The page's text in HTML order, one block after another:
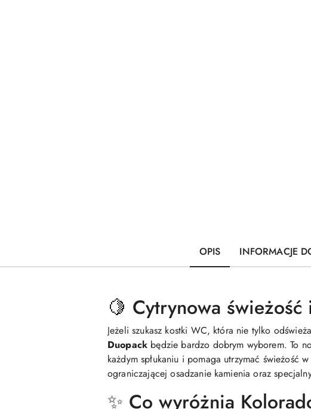
OPIS INFORMACJE
🍋 Cytrynowa
Jeżeli szukasz kostki WC, która nie tylko
Duopack będzie bardzo dobrym wyborem. To
każdym spłukaniu i pomaga utrzymać świeżość
ograniczającej osadzanie kamienia oraz
✨ Co wyróżnia